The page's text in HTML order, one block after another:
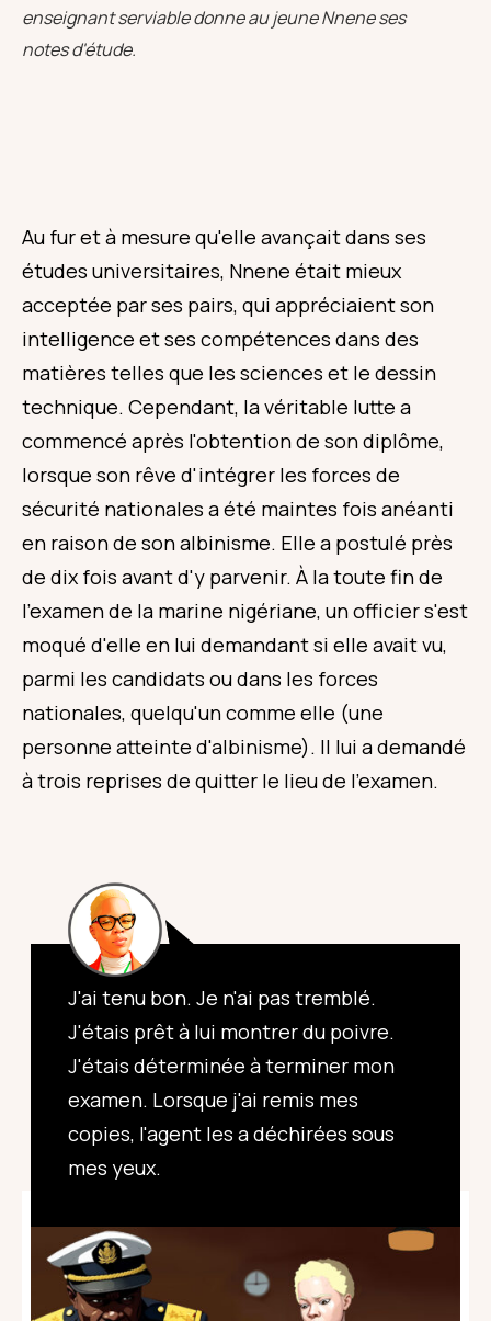
enseignant serviable donne au jeune Nnene ses
notes d'étude.
Au fur et à mesure qu'elle avançait dans ses
études universitaires, Nnene était mieux
acceptée par ses pairs, qui appréciaient son
intelligence et ses compétences dans des
matières telles que les sciences et le dessin
technique. Cependant, la véritable lutte a
commencé après l'obtention de son diplôme,
lorsque son rêve d'intégrer les forces de
sécurité nationales a été maintes fois anéanti
en raison de son albinisme. Elle a postulé près
de dix fois avant d'y parvenir. À la toute fin de
l'examen de la marine nigériane, un officier s'est
moqué d'elle en lui demandant si elle avait vu,
parmi les candidats ou dans les forces
nationales, quelqu'un comme elle (une
personne atteinte d'albinisme). Il lui a demandé
à trois reprises de quitter le lieu de l'examen.
J'ai tenu bon. Je n'ai pas tremblé.
J'étais prêt à lui montrer du poivre.
J'étais déterminée à terminer mon
examen. Lorsque j'ai remis mes
copies, l'agent les a déchirées sous
mes yeux.